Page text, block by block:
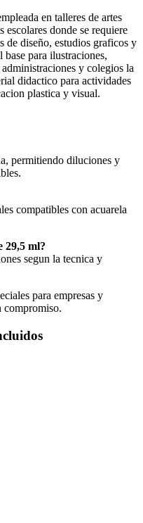
en talleres de artes
escolares donde se requiere
de diseño, estudios graficos y
para ilustraciones,
y colegios la
didactico para actividades
plastica y visual.
permitiendo diluciones y
compatibles con acuarela
29,5 ml?
segun la tecnica y
para empresas y
compromiso.